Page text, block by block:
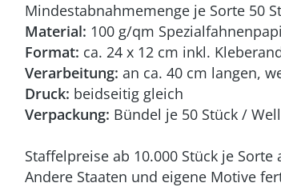
Mindestabnahmemenge je Sorte 50
Material: 100 g/qm
Format: ca. 24 x 12 cm inkl.
Verarbeitung: an ca. 40 cm langen,
Druck: beidseitig gleich
Verpackung: Bündel je 50 Stück /
Staffelpreise ab 10.000 Stück je Sorte
Andere Staaten und eigene Motive